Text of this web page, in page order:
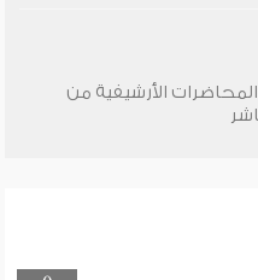
الأرشيفية من